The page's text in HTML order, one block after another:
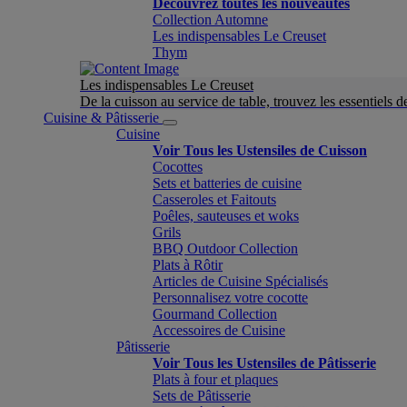
Découvrez toutes les nouveautés
Collection Automne
Les indispensables Le Creuset
Thym
Les indispensables Le Creuset
De la cuisson au service de table, trouvez les essentiels
Cuisine & Pâtisserie
Cuisine
Voir Tous les Ustensiles de Cuisson
Cocottes
Sets et batteries de cuisine
Casseroles et Faitouts
Poêles, sauteuses et woks
Grils
BBQ Outdoor Collection
Plats à Rôtir
Articles de Cuisine Spécialisés
Personnalisez votre cocotte
Gourmand Collection
Accessoires de Cuisine
Pâtisserie
Voir Tous les Ustensiles de Pâtisserie
Plats à four et plaques
Sets de Pâtisserie